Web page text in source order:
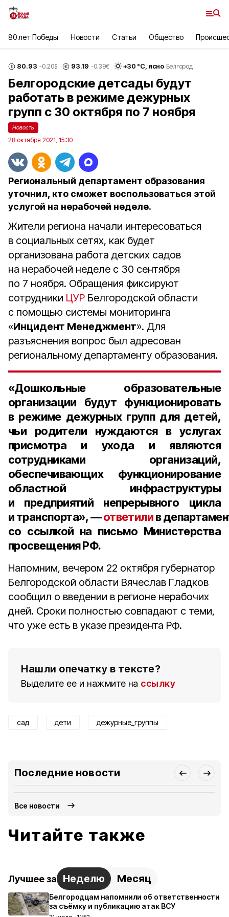
80 лет Победы Новости Статьи Общество
80.93 -0.20$ 93.19 -0.39€ +30 °С, ясно Белгород
Белгородские детсады будут
работать в режиме дежурных
групп с 30 октября по 7 ноября
Новость
28 октября 2021, 15:30
Региональный департамент образования
уточнил, кто сможет воспользоваться этой
услугой на нерабочей неделе.
Жители региона начали интересоваться
в социальных сетях, как будет
организована работа детских садов
на нерабочей неделе с 30 сентября
по 7 ноября. Обращения фиксируют
сотрудники ЦУР Белгородской области
с помощью системы мониторинга
«Инцидент Менеджмент». Для
разъяснения вопрос был адресован
региональному департаменту образования.
«Дошкольные образовательные
организации будут функционировать
в режиме дежурных групп для детей,
чьи родители нуждаются в услугах
присмотра и ухода и являются
сотрудниками организаций,
обеспечивающих функционирование
областной инфраструктуры
и предприятий непрерывного цикла
и транспорта», —ответилив
со ссылкой на письмо Министерства
просвещения РФ.
Напомним, вечером 22 октября губернатор
Белгородской области Вячеслав Гладков
сообщил о введении в регионе нерабочих
дней. Сроки полностью совпадают с теми,
что уже есть в указе президента РФ.
Нашли опечатку в тексте?
Выделите ее и нажмите на ссылку
сад дети дежурные_группы
Последние новости
Все новости
Читайте также
Лучшее за Неделю Месяц
Белгородцам напомнили об ответственности
за съёмку и публикацию атак ВСУ